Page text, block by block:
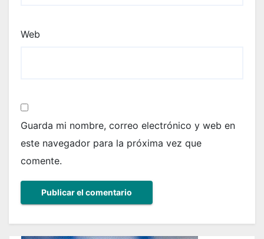
Web
Guarda mi nombre, correo electrónico y web en
este navegador para la próxima vez que
comente.